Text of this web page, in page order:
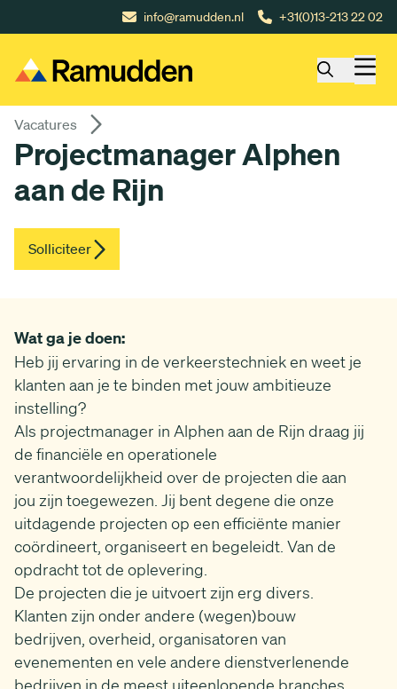
Gå till huvudinnehåll info@ramudden.nl +31(0)13-213 22 02
Vacatures
Projectmanager Alphen
aan de Rijn
Solliciteer
Wat ga je doen:
Heb jij ervaring in de verkeerstechniek en weet je
klanten aan je te binden met jouw ambitieuze
instelling?
Als projectmanager in Alphen aan de Rijn draag jij
de financiële en operationele
verantwoordelijkheid over de projecten die aan
jou zijn toegewezen. Jij bent degene die onze
uitdagende projecten op een efficiënte manier
coördineert, organiseert en begeleidt. Van de
opdracht tot de oplevering.
De projecten die je uitvoert zijn erg divers.
Klanten zijn onder andere (wegen)bouw
bedrijven, overheid, organisatoren van
evenementen en vele andere dienstverlenende
bedrijven in de meest uiteenlopende branches.